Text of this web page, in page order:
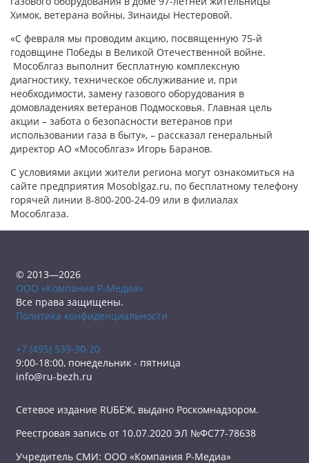
Химок, ветерана войны, Зинаиды Нестеровой.
«С февраля мы проводим акцию, посвященную 75-й
годовщине Победы в Великой Отечественной войне.
Мособлгаз выполнит бесплатную комплексную
диагностику, техническое обслуживание и, при
необходимости, замену газового оборудования в
домовладениях ветеранов Подмосковья. Главная цель
акции – забота о безопасности ветеранов при
использовании газа в быту», – рассказал генеральный
директор АО «Мособлгаз» Игорь Баранов.
С условиями акции жители региона могут ознакомиться на
сайте предприятия Mosoblgaz.ru, по бесплатному телефону
горячей линии 8-800-200-24-09 или в филиалах
Мособлгаза.
© 2013—2026
ООО «Компания Р-Медиа»
Все права защищены.
Политика конфиденциальности
+7 (495) 539-30-20
9:00-18:00, понедельник - пятница
info@ru-bezh.ru
Сетевое издание RUБЕЖ, выдано Роскомнадзором.
Реестровая запись от 10.07.2020 ЭЛ №ФС77-78638
Учредитель СМИ: ООО «Компания Р-Медиа»